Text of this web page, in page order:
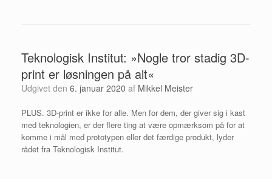
Teknologisk Institut: »Nogle tror stadig 3D-
print er løsningen på alt«
Udgivet den 6. januar 2020 af Mikkel Meister
PLUS. 3D-print er ikke for alle. Men for dem, der giver sig i kast
med teknologien, er der flere ting at være opmærksom på for at
komme i mål med prototypen eller det færdige produkt, lyder
rådet fra Teknologisk Institut.